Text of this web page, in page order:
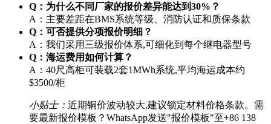
Q：为什么不同厂家的报价差异能达到30%？
A：主要差距在BMS系统等级、消防认证和质保条款
Q：可否提供分项报价明细？
A：我们采用三级报价体系,可细化到每个继电器型号
Q：海运费用如何计算？
A：40尺高柜可装载2套1MWh系统,平均海运成本约
$3500/柜
小贴士： 近期铜价波动较大,建议锁定材料价格条款。需
要最新报价模板？WhatsApp发送"报价模板"至+86 138